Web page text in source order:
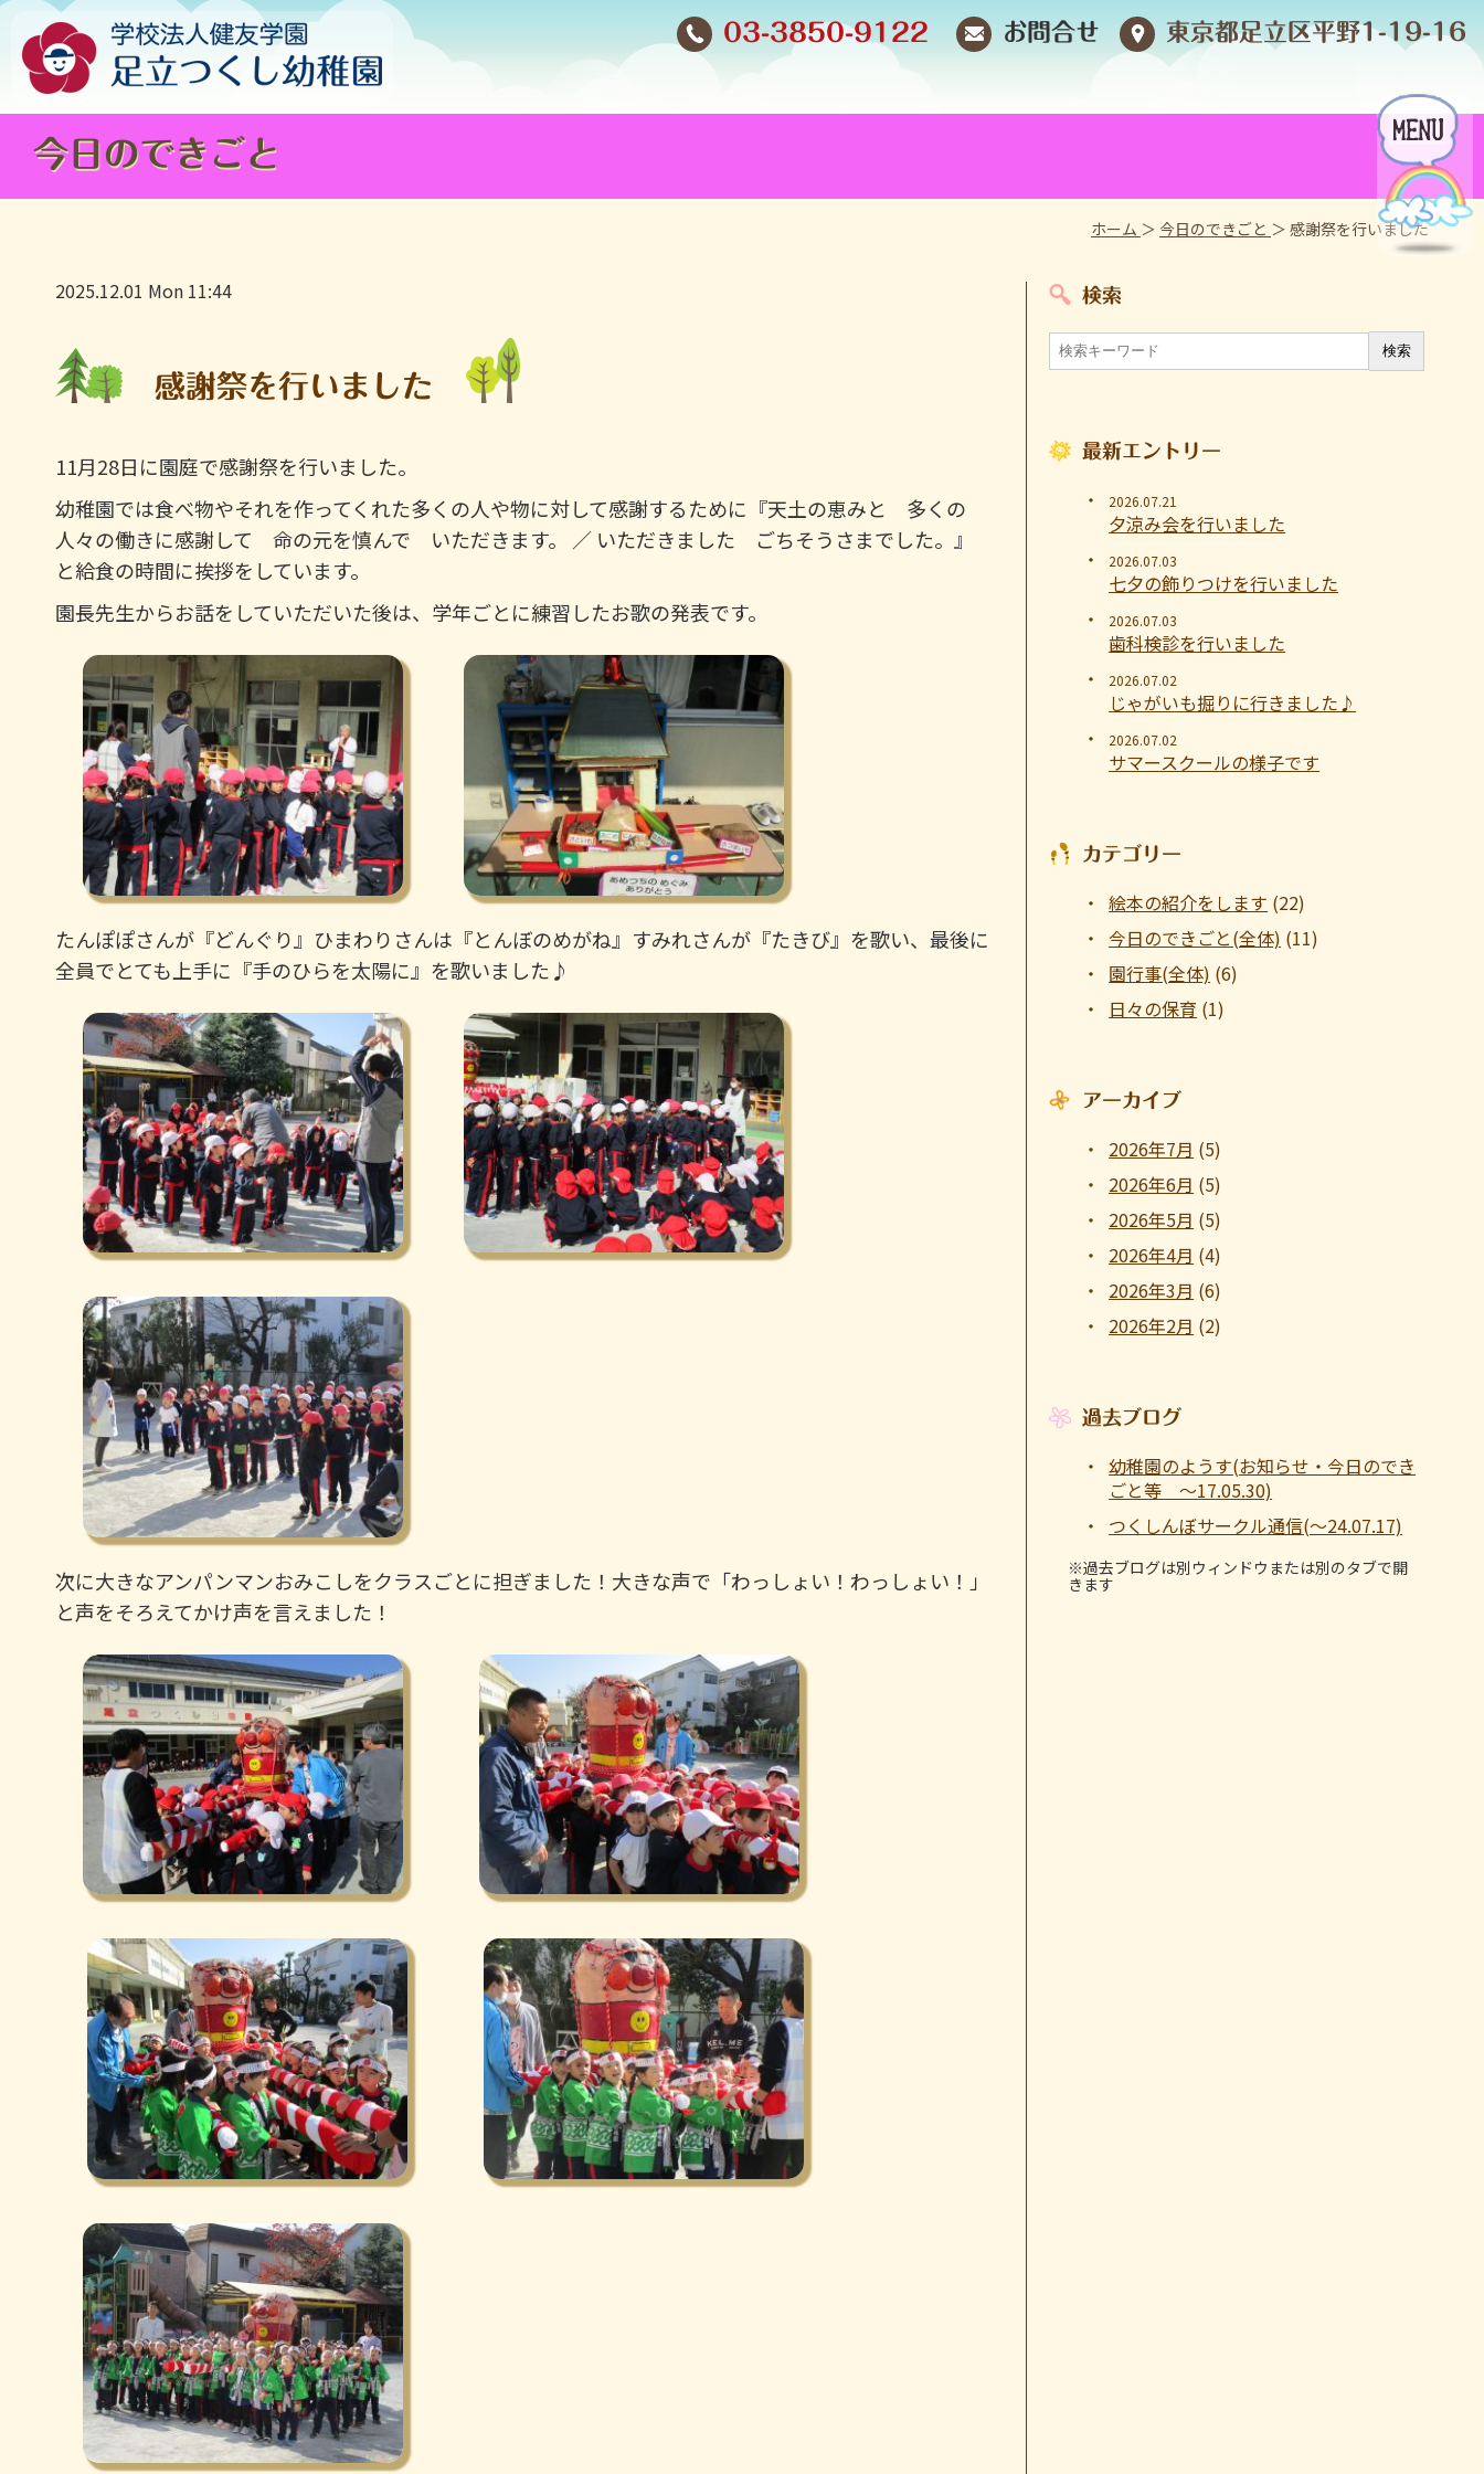
03-3850-9122 お問合せ 東京都足立区平野1-19-16
今日のできごと
ホーム ＞ 今日のできごと ＞ 感謝祭を行いました
2025.12.01 Mon 11:44
感謝祭を行いました
11月28日に園庭で感謝祭を行いました。
幼稚園では食べ物やそれを作ってくれた多くの人や物に対して感謝するために『天土の恵みと 多くの
人々の働きに感謝して 命の元を慎んで いただきます。 ／ いただきました ごちそうさまでした。』
と給食の時間に挨拶をしています。
園長先生からお話をしていただいた後は、学年ごとに練習したお歌の発表です。
たんぽぽさんが『どんぐり』ひまわりさんは『とんぼのめがね』すみれさんが『たきび』を歌い、最後に
全員でとても上手に『手のひらを太陽に』を歌いました♪
次に大きなアンパンマンおみこしをクラスごとに担ぎました！大きな声で「わっしょい！わっしょい！」
と声をそろえてかけ声を言えました！
検索
最新エントリー
2026.07.21
夕涼み会を行いました
2026.07.03
七夕の飾りつけを行いました
2026.07.03
歯科検診を行いました
2026.07.02
じゃがいも掘りに行きました♪
2026.07.02
サマースクールの様子です
カテゴリー
絵本の紹介をします (22)
今日のできごと(全体) (11)
園行事(全体) (6)
日々の保育 (1)
アーカイブ
2026年7月 (5)
2026年6月 (5)
2026年5月 (5)
2026年4月 (4)
2026年3月 (6)
2026年2月 (2)
過去ブログ
幼稚園のようす(お知らせ・今日のでき
ごと等 ～17.05.30)
つくしんぼサークル通信(～24.07.17)
※過去ブログは別ウィンドウまたは別のタブで開
きます